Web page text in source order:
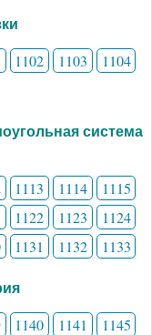
1102 1103
1104
система
1113 1114
1115
1122 1123
1124
1131 1132 1133
1140 1141
1145